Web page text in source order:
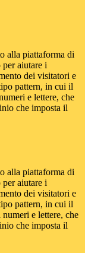
alla piattaforma di
aiutare i
dei visitatori e
pattern, in cui il
e lettere, che
che imposta il
alla piattaforma di
aiutare i
dei visitatori e
pattern, in cui il
e lettere, che
che imposta il